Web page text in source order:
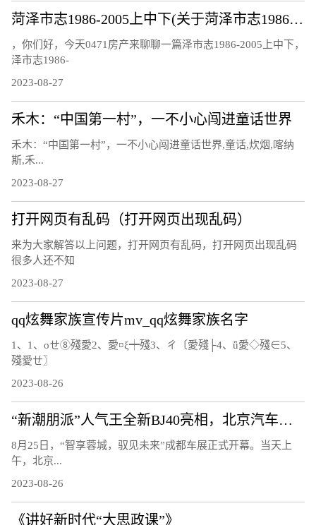
菏泽市志1986-2005上中下(关于菏泽市志1986-2005上中下简述)
，你们好，今天0471房产来聊聊一篇泽市志1986-2005上中下，
泽市志1986-
2023-08-27
禾木：“中国第一村”，一不小心闯进童话世界
禾木：“中国第一村”，一不小心闯进童话世界,童话,炊烟,喀纳
斯,禾...
2023-08-27
打开网页有乱码（打开网页出现乱码）
来为大家解答以上问题，打开网页有乱码，打开网页出现乱码
很多人还不知
2023-08-27
qq炫舞家族宣传片mv_qq炫舞家族名字
1、1、οせ⑧殘愛2、愛¤ξ┿殘3、ㄔ〔愛殘├4、ǖ愛◇殘∈5、
殘愛ㄝ〗
2023-08-26
“新潮朋派”人气王全新BJ40亮相，北京汽车开启全面焕新的第二篇章
8月25日，“智享蓉城，驭见未来”成都车展正式开幕。当天上
午，北京...
2023-08-26
《讲好新时代“大思政课”》